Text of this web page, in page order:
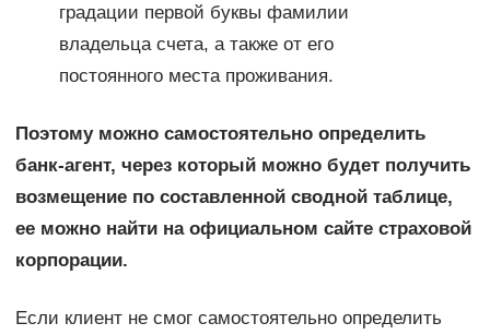
градации первой буквы фамилии
владельца счета, а также от его
постоянного места проживания.
Поэтому можно самостоятельно определить
банк-агент, через который можно будет получить
возмещение по составленной сводной таблице,
ее можно найти на официальном сайте страховой
корпорации.
Если клиент не смог самостоятельно определить